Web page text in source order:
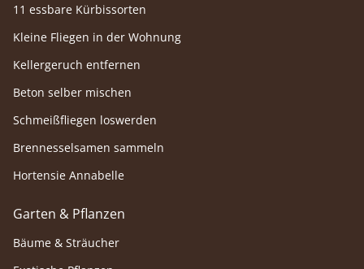
11 essbare Kürbissorten
Kleine Fliegen in der Wohnung
Kellergeruch entfernen
Beton selber mischen
Schmeißfliegen loswerden
Brennesselsamen sammeln
Hortensie Annabelle
Garten & Pflanzen
Bäume & Sträucher